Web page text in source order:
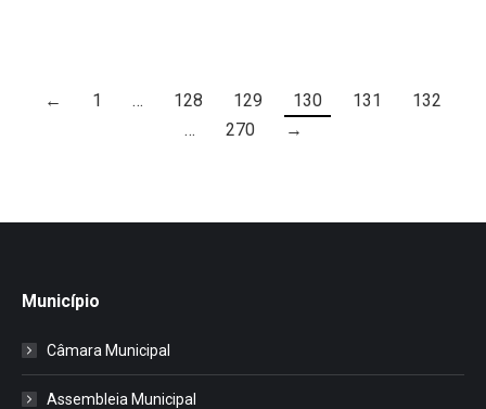
← 1 … 128 129 130 131
132
…
270 →
Município
Câmara Municipal
Assembleia Municipal